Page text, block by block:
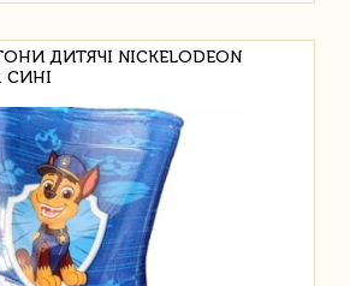
ДИТЯЧІ NICKELODEON
СИНІ